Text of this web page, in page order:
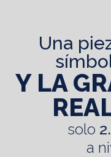
una pieza excepcional,
Y LA
solo
a